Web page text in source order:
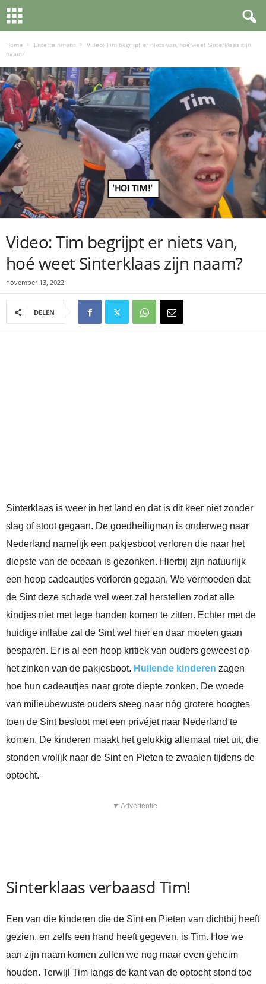
Home Entertainment
Video: Tim begrijpt er niets van, hoé weet Sinterklaas zijn
naam?
Video: Tim begrijpt er niets van,
hoé weet Sinterklaas zijn naam?
november 13, 2022
DELEN
Sinterklaas is weer in het land en dat is dit keer niet zonder
slag of stoot gegaan. De goedheiligman is onderweg naar
Nederland namelijk een pakjesboot verloren die naar het
diepste van de oceaan is gezonken. Hierbij zijn natuurlijk
een hoop cadeautjes verloren gegaan. We vermoeden dat
de Sint deze schade wel weer zal herstellen zodat alle
kindjes niet met lege handen komen te zitten. Echter met de
huidige inflatie zal de Sint wel hier en daar moeten gaan
besparen. Er is al een hoop kritiek van ouders geweest op
het zinken van de pakjesboot. Huilende kinderen zagen
hoe hun cadeautjes naar grote diepte zonken. De woede
van milieubewuste ouders steeg naar nóg grotere hoogtes
toen de Sint besloot met een privéjet naar Nederland te
komen. De kinderen maakt het gelukkig allemaal niet uit, die
stonden vrolijk naar de Sint en Pieten te zwaaien tijdens de
optocht.
▼ Advertentie
Sinterklaas verbaasd Tim!
Een van die kinderen die de Sint en Pieten van dichtbij heeft
gezien, en zelfs een hand heeft gegeven, is Tim. Hoe we
aan zijn naam komen zullen we nog maar even geheim
houden. Terwijl Tim langs de kant van de optocht stond toe